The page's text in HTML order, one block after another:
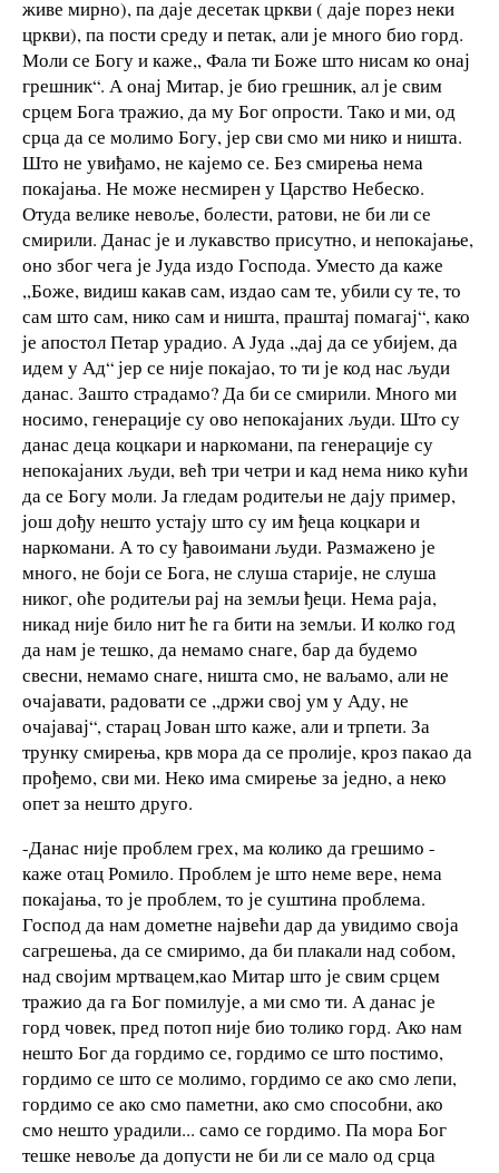
живе мирно), па даје десетак цркви ( даје порез неки
цркви), па пости среду и петак, али је много био горд.
Моли се Богу и каже,, Фала ти Боже што нисам ко онај
грешник“. А онај Митар, је био грешник, ал је свим
срцем Бога тражио, да му Бог опрости. Тако и ми, од
срца да се молимо Богу, јер сви смо ми нико и ништа.
Што не увиђамо, не кајемо се. Без смирења нема
покајања. Не може несмирен у Царство Небеско.
Отуда велике невоље, болести, ратови, не би ли се
смирили. Данас је и лукавство присутно, и непокајање,
оно због чега је Јуда издо Господа. Уместо да каже
,,Боже, видиш какав сам, издао сам те, убили су те, то
сам што сам, нико сам и ништа, праштај помагај“, како
је апостол Петар урадио. А Јуда ,,дај да се убијем, да
идем у Ад“ јер се није покајао, то ти је код нас људи
данас. Зашто страдамо? Да би се смирили. Много ми
носимо, генерације су ово непокајаних људи. Што су
данас деца коцкари и наркомани, па генерације су
непокајаних људи, већ три четри и кад нема нико кући
да се Богу моли. Ја гледам родитељи не дају пример,
још дођу нешто устају што су им ђеца коцкари и
наркомани. А то су ђавоимани људи. Размажено је
много, не боји се Бога, не слуша старије, не слуша
никог, оће родитељи рај на земљи ђеци. Нема раја,
никад није било нит ће га бити на земљи. И колко год
да нам је тешко, да немамо снаге, бар да будемо
свесни, немамо снаге, ништа смо, не ваљамо, али не
очајавати, радовати се ,,држи свој ум у Аду, не
очајавај“, старац Јован што каже, али и трпети. За
трунку смирења, крв мора да се пролије, кроз пакао да
прођемо, сви ми. Неко има смирење за једно, а неко
опет за нешто друго.
-Данас није проблем грех, ма колико да грешимо -
каже отац Ромило. Проблем је што неме вере, нема
покајања, то је проблем, то је суштина проблема.
Господ да нам дометне највећи дар да увидимо своја
сагрешења, да се смиримо, да би плакали над собом,
над својим мртвацем,као Митар што је свим срцем
тражио да га Бог помилује, а ми смо ти. А данас је
горд човек, пред потоп није био толико горд. Ако нам
нешто Бог да гордимо се, гордимо се што постимо,
гордимо се што се молимо, гордимо се ако смо лепи,
гордимо се ако смо паметни, ако смо способни, ако
смо нешто урадили... само се гордимо. Па мора Бог
тешке невоље да допусти не би ли се мало од срца